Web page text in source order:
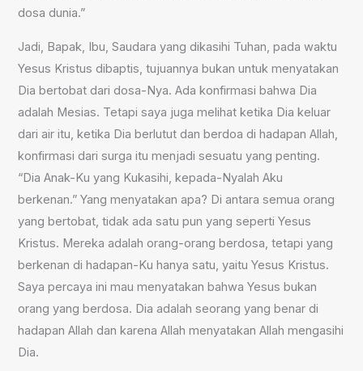
dosa dunia.”
Jadi, Bapak, Ibu, Saudara yang dikasihi Tuhan, pada waktu
Yesus Kristus dibaptis, tujuannya bukan untuk menyatakan
Dia bertobat dari dosa-Nya. Ada konfirmasi bahwa Dia
adalah Mesias. Tetapi saya juga melihat ketika Dia keluar
dari air itu, ketika Dia berlutut dan berdoa di hadapan Allah,
konfirmasi dari surga itu menjadi sesuatu yang penting.
“Dia Anak-Ku yang Kukasihi, kepada-Nyalah Aku
berkenan.” Yang menyatakan apa? Di antara semua orang
yang bertobat, tidak ada satu pun yang seperti Yesus
Kristus. Mereka adalah orang-orang berdosa, tetapi yang
berkenan di hadapan-Ku hanya satu, yaitu Yesus Kristus.
Saya percaya ini mau menyatakan bahwa Yesus bukan
orang yang berdosa. Dia adalah seorang yang benar di
hadapan Allah dan karena Allah menyatakan Allah mengasihi
Dia.